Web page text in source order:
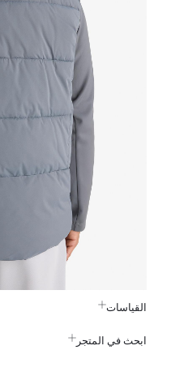
القياسات
ابحث في المتجر